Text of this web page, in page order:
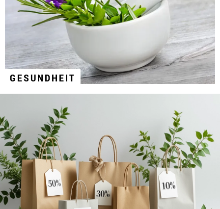
GESUNDHEIT